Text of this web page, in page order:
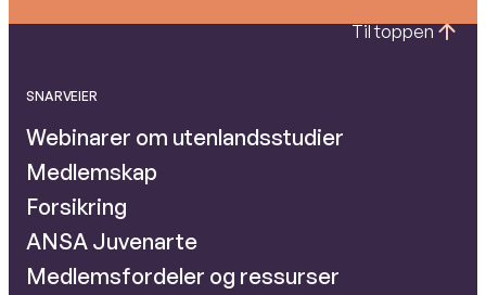
SNARVEIER
Webinarer om utenlandsstudier
Medlemskap
Forsikring
ANSA Juvenarte
Medlemsfordeler og ressurser
Til toppen